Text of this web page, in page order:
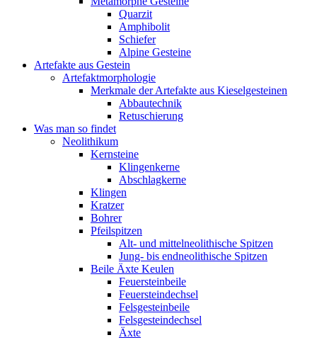
Quarzit
Amphibolit
Schiefer
Alpine Gesteine
Artefakte aus Gestein
Artefaktmorphologie
Merkmale der Artefakte aus Kieselgesteinen
Abbautechnik
Retuschierung
Was man so findet
Neolithikum
Kernsteine
Klingenkerne
Abschlagkerne
Klingen
Kratzer
Bohrer
Pfeilspitzen
Alt- und mittelneolithische Spitzen
Jung- bis endneolithische Spitzen
Beile Äxte Keulen
Feuersteinbeile
Feuersteindechsel
Felsgesteinbeile
Felsgesteindechsel
Äxte